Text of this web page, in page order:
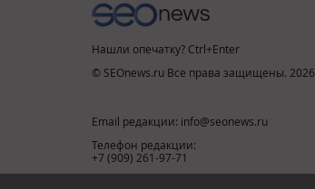
Нашли опечатку? Ctrl+Enter
© SEOnews.ru Все права защищены. 2026
Email редакции: info@seonews.ru
Телефон редакции:
+7 (909) 261-97-71